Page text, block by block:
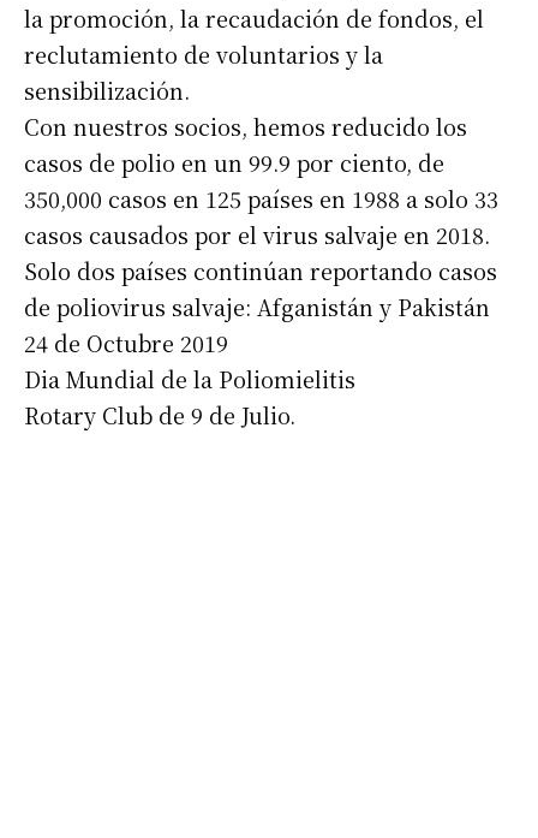
la promoción, la recaudación de fondos, el
reclutamiento de voluntarios y la
sensibilización.
Con nuestros socios, hemos reducido los
casos de polio en un 99.9 por ciento, de
350,000 casos en 125 países en 1988 a solo 33
casos causados por el virus salvaje en 2018.
Solo dos países continúan reportando casos
de poliovirus salvaje: Afganistán y Pakistán
24 de Octubre 2019
Dia Mundial de la Poliomielitis
Rotary Club de 9 de Julio.